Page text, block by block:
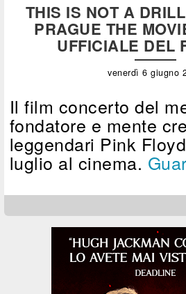
THIS IS NOT A
PRAGUE THE
UFFICIALE DEL
venerdì 6 giugno
Il film concerto del
fondatore e mente
leggendari Pink
luglio al cinema.